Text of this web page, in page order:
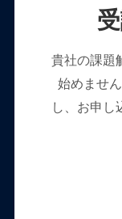
貴社の課題
始めませ
し、お申し